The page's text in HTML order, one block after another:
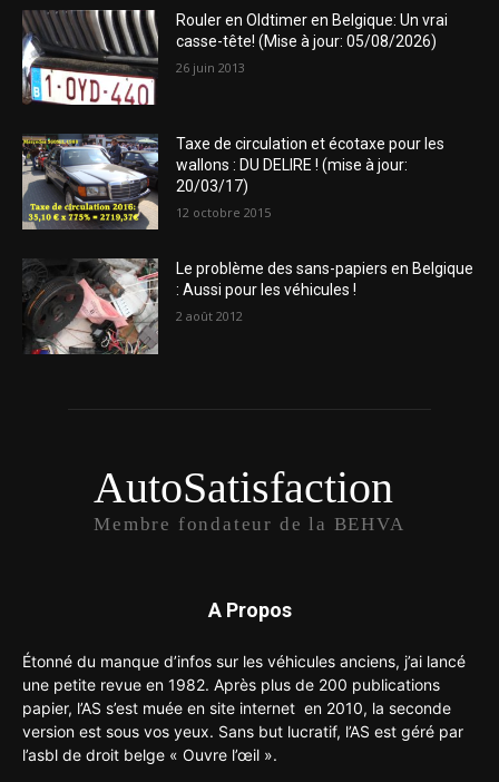
Rouler en Oldtimer en Belgique: Un vrai
casse-tête! (Mise à jour: 05/08/2026)
26 juin 2013
Taxe de circulation et écotaxe pour les
wallons : DU DELIRE ! (mise à jour:
20/03/17)
12 octobre 2015
Le problème des sans-papiers en Belgique
: Aussi pour les véhicules !
2 août 2012
AutoSatisfaction
Membre fondateur de la BEHVA
A Propos
Étonné du manque d’infos sur les véhicules anciens, j’ai lancé
une petite revue en 1982. Après plus de 200 publications
papier, l’AS s’est muée en site internet en 2010, la seconde
version est sous vos yeux. Sans but lucratif, l’AS est géré par
l’asbl de droit belge « Ouvre l’œil ».